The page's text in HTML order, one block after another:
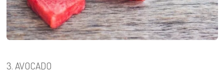
3. AVOCADO